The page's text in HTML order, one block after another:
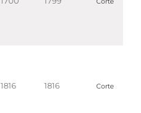
Corte
1816 1816 Corte